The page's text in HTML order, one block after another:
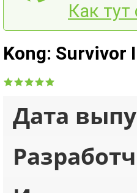
Как тут
Kong: Survivor
Дата